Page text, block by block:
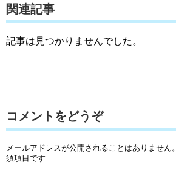
関連記事
記事は見つかりませんでした。
コメントをどうぞ
メールアドレスが公開されることはありません。
須項目です